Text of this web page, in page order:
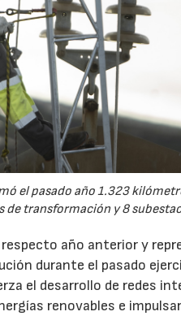
el pasado año 1.323
de transformación y 8
año anterior y
durante el pasado
el desarrollo de redes
renovables e